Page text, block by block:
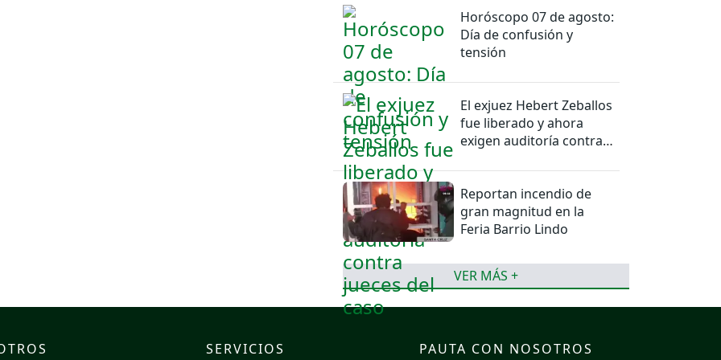
Horóscopo 07 de agosto:
Día de confusión y
tensión
El exjuez Hebert Zeballos
fue liberado y ahora
exigen auditoría contra
Reportan incendio de
gran magnitud en la
Feria Barrio Lindo
VER MÁS +
SERVICIOS PAUTA CON NOSOTROS